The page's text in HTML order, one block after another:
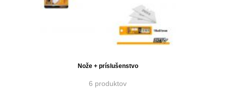
Nože + príslušenstvo
6 produktov